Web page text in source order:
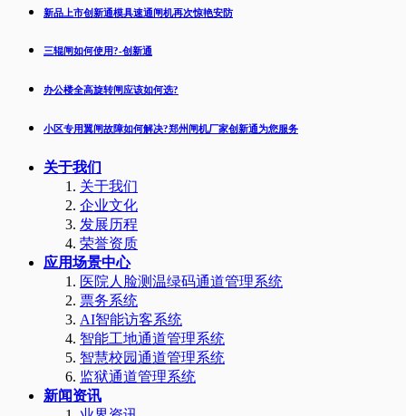
新品上市创新通模具速通闸机再次惊艳安防
三辊闸如何使用?-创新通
办公楼全高旋转闸应该如何选?
小区专用翼闸故障如何解决?郑州闸机厂家创新通为您服务
关于我们
关于我们
企业文化
发展历程
荣誉资质
应用场景中心
医院人脸测温绿码通道管理系统
票务系统
AI智能访客系统
智能工地通道管理系统
智慧校园通道管理系统
监狱通道管理系统
新闻资讯